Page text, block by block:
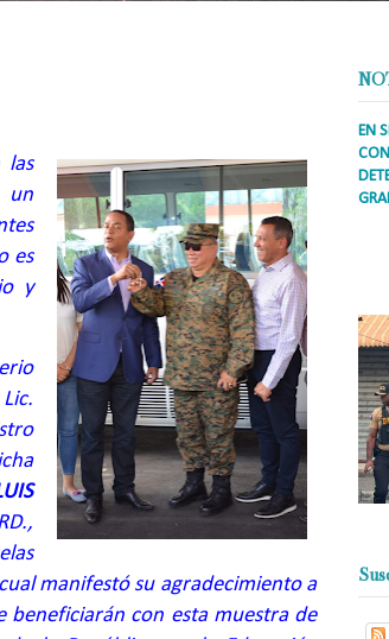
las
un
es
y
Lic.
manifestó su agradecimiento a
beneficiarán con esta muestra de
EN